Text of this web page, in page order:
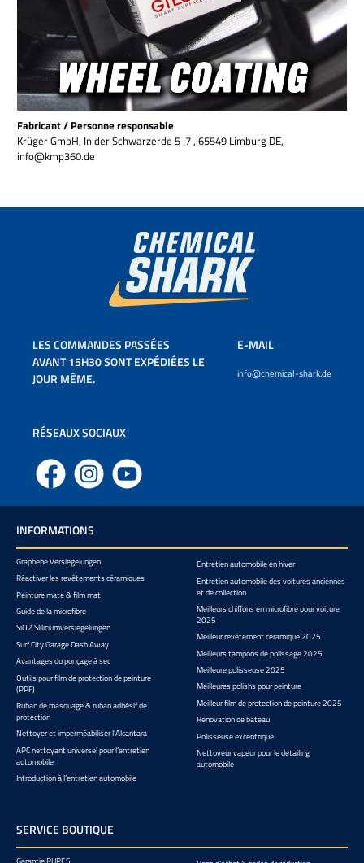
Fabricant / Personne responsable
Krüger GmbH, In der Schwarzerde 5-7 , 65549 Limburg DE,
info@kmp360.de
LES COMMANDES PASSÉES
AVANT 15H30 SONT EXPÉDIÉES LE
JOUR MÊME.
E-MAIL
info@chemical-shark.de
RÉSEAUX SOCIAUX
Facebook Instagram YouTube
INFORMATIONS
Graphene Versiegelungen
Réactiver les revêtements céramiques
Peinture mate & film mat
Guide de la microfibre
SiO2 Sliliciumversiegelungen
Surf City Garage Dash Away
Avantages du ponçage à sec
Outils pour film de protection de peinture
(PPF)
Ruban de masquage & ruban adhésif de
protection
Nettoyer et imperméabiliser l'Alcantara
APC nettoyant universel pour l’entretien
automobile
Introduction à l’entretien automobile
Entretien automobile en hiver
Entretien automobile des voitures anciennes
et de collection
Meilleurs chiffons en microfibre pour voiture
2025
Meilleur revêtement céramique 2025
Meilleurs tampons de polissage 2025
Meilleure polisseuse 2025
Meilleures polishs pour peinture
Meilleur film de protection de peinture 2025
Rénovation de bateau
Polisseuse excentrique
Nettoyeur vapeur pour le detailing
automobile
SERVICE BOUTIQUE